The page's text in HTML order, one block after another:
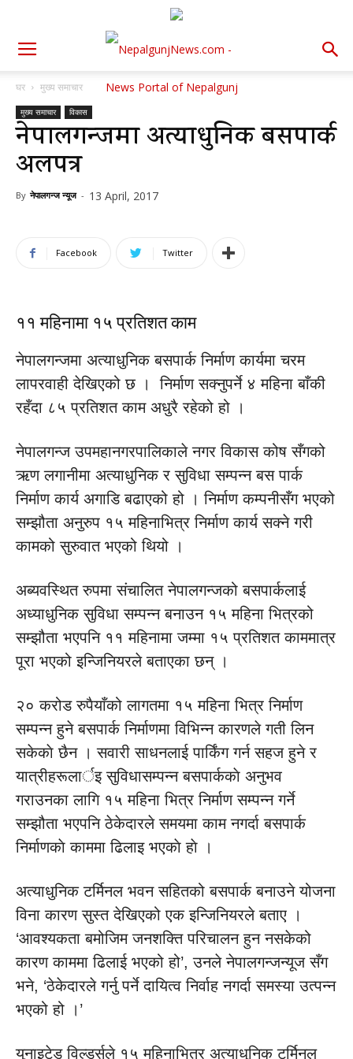
घर मुख्य समाचार
मुख्य समाचार विकास
नेपालगन्जमा अत्याधुनिक बसपार्क
अलपत्र
By नेपालगन्ज न्यूज - 13 April, 2017
Facebook Twitter
११ महिनामा १५ प्रतिशत काम
नेपालगन्जमा अत्याधुनिक बसपार्क निर्माण कार्यमा चरम
लापरवाही देखिएको छ । निर्माण सक्नुपर्ने ४ महिना बाँकी
रहँदा ८५ प्रतिशत काम अधुरै रहेको हो ।
नेपालगन्ज उपमहानगरपालिकाले नगर विकास कोष सँगको
ऋण लगानीमा अत्याधुनिक र सुविधा सम्पन्न बस पार्क
निर्माण कार्य अगाडि बढाएको हो । निर्माण कम्पनीसँग भएको
सम्झौता अनुरुप १५ महिनाभित्र निर्माण कार्य सक्ने गरी
कामको सुरुवात भएको थियो ।
अब्यवस्थित रुपमा संचालित नेपालगन्जको बसपार्कलाई
अध्याधुनिक सुविधा सम्पन्न बनाउन १५ महिना भित्रको
सम्झौता भएपनि ११ महिनामा जम्मा १५ प्रतिशत काममात्र
पूरा भएको इन्जिनियरले बताएका छन् ।
२० करोड रुपैयाँको लागतमा १५ महिना भित्र निर्माण
सम्पन्न हुने बसपार्क निर्माणमा विभिन्न कारणले गती लिन
सकेकाे छैन । सवारी साधनलाई पार्किंग गर्न सहज हुने र
यात्रीहरूलार्इ सुविधासम्पन्न बसपार्ककाे अनुभव
गराउनका लागि १५ महिना भित्र निर्माण सम्पन्न गर्ने
सम्झौता भएपनि ठेकेदारले समयमा काम नगर्दा बसपार्क
निर्माणकाे काममा ढिलाइ भएकाे हाे ।
अत्याधुनिक टर्मिनल भवन सहितको बसपार्क बनाउने योजना
विना कारण सुस्त देखिएको एक इन्जिनियरले बताए ।
‘आवश्यकता बमोजिम जनशक्ति परिचालन हुन नसकेको
कारण काममा ढिलाई भएको हो’, उनले नेपालगन्जन्यूज सँग
भने, ‘ठेकेदारले गर्नु पर्ने दायित्व निर्वाह नगर्दा समस्या उत्पन्न
भएको हो ।’
युनाइटेड विल्डर्सले १५ महिनाभित्र अत्याधुनिक टर्मिनल